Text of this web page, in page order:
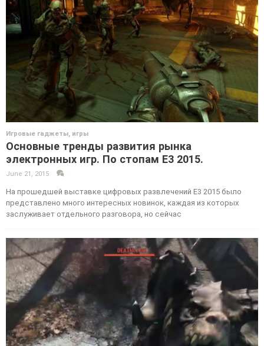
Игровые гаджеты, игры
Основные тренды развития рынка
электронных игр. По стопам E3 2015.
June 21, 2015
На прошедшей выставке цифровых развлечений E3 2015 было
представлено много интересных новинок, каждая из которых
заслуживает отдельного разговора, но сейчас